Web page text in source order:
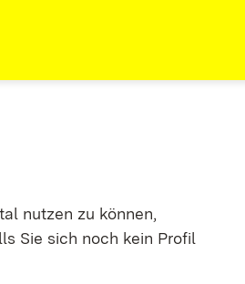
nutzen zu können,
Sie sich noch kein Profil